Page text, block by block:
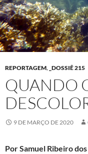
REPORTAGEM, _DOSSIÊ 215
QUANDO
9 DE MARÇO DE 2020
Por Samuel Ribeiro